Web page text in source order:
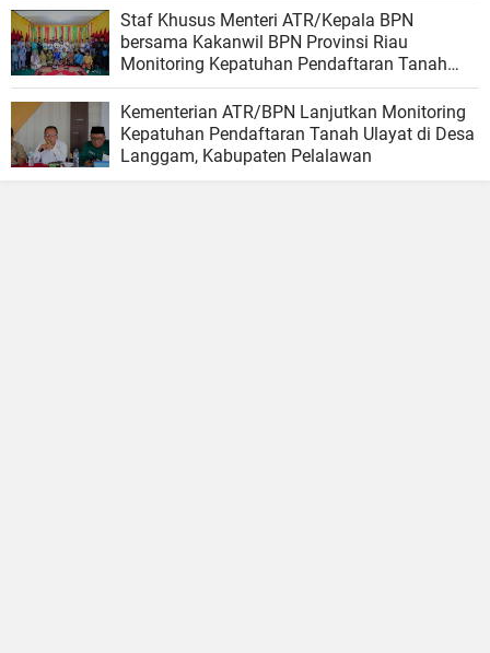
Staf Khusus Menteri ATR/Kepala BPN
bersama Kakanwil BPN Provinsi Riau
Monitoring Kepatuhan Pendaftaran Tanah
Ulayat di Kubu, Rokan Hilir
Kementerian ATR/BPN Lanjutkan Monitoring
Kepatuhan Pendaftaran Tanah Ulayat di Desa
Langgam, Kabupaten Pelalawan